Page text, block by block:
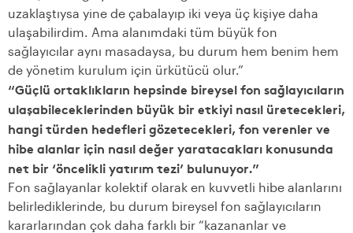
uzaklaştıysa yine de çabalayıp iki veya üç kişiye daha
ulaşabilirdim. Ama alanımdaki tüm büyük fon
sağlayıcılar aynı masadaysa, bu durum hem benim hem
de yönetim kurulum için ürkütücü olur.”
“Güçlü ortaklıkların hepsinde bireysel fon sağlayıcıların
ulaşabileceklerinden büyük bir etkiyi nasıl üretecekleri,
hangi türden hedefleri gözetecekleri, fon verenler ve
hibe alanlar için nasıl değer yaratacakları konusunda
net bir ‘öncelikli yatırım tezi’ bulunuyor.”
Fon sağlayanlar kolektif olarak en kuvvetli hibe alanlarını
belirlediklerinde, bu durum bireysel fon sağlayıcıların
kararlarından çok daha farklı bir “kazananlar ve